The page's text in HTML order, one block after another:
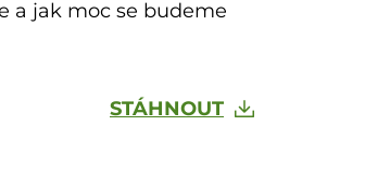
a jak moc se budeme
STÁHNOUT